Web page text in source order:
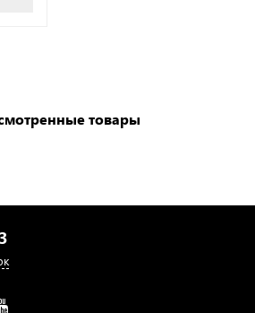
товары